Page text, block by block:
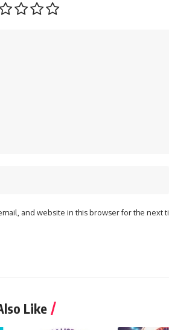
and website in this browser for the next
Like